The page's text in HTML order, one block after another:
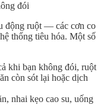
đói
động ruột — các cơn co
thống tiêu hóa. Một số
khi bạn không đói, ruột
còn sót lại hoặc dịch
nhai kẹo cao su, uống